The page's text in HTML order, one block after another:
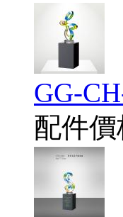
GG-
配件價